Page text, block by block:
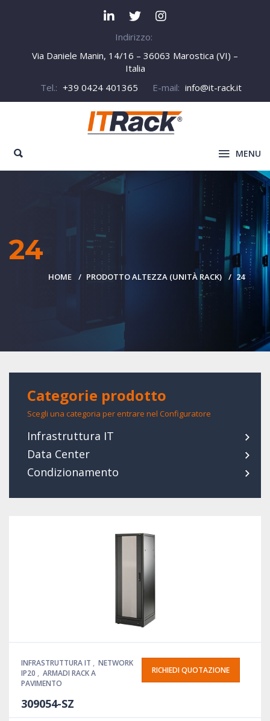
Indirizzo:
Via Daniele Manin, 14/16 – 36063 Marostica (VI) –
Italia
Tel.: +39 0424 401365 E-mail: info@it-rack.it
MENU
24
HOME PRODOTTO ALTEZZA (UNITÀ RACK) 24
Categorie prodotto
Scegli una categoria per entrare nel Configuratore
Infrastruttura IT
Data Center
Condizionamento
INFRASTRUTTURA IT , NETWORK
IP20 , ARMADI RACK A
PAVIMENTO
309054-SZ
RICHIEDI QUOTAZIONE